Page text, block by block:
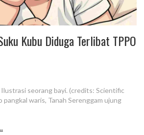
Kubu Diduga Terlibat TPPO
seorang bayi. (credits: Scientific
pangkal waris, Tanah Serenggam ujung